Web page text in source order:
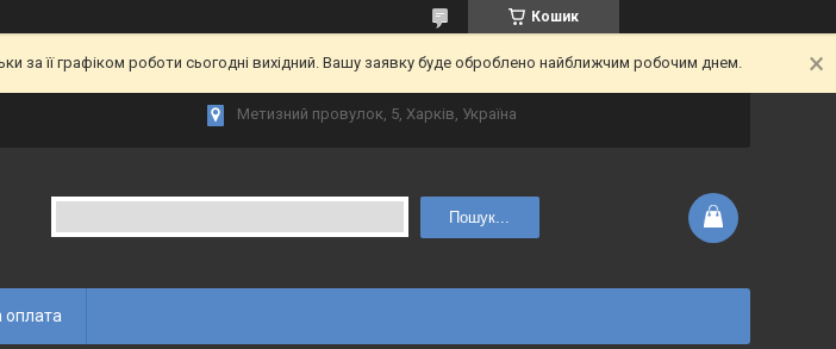
Кошик
за її графіком роботи сьогодні вихідний. Вашу заявку буде оброблено найближчим робочим днем.
Метизний провулок, 5, Харків, Україна
Пошук...
оплата